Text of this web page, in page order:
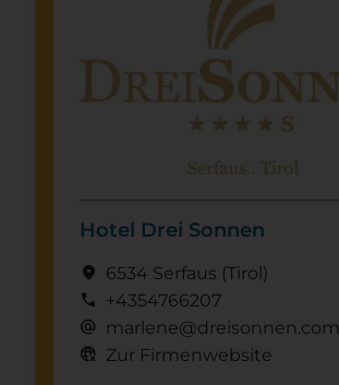
Hotel Drei Sonnen
location_on 6534 Serfaus (Tirol)
call +4354766207
alternate_email marlene@dreisonnen.com
captive_portal Zur Firmenwebsite